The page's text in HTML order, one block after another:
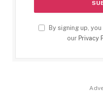
By signing up,
our Privacy